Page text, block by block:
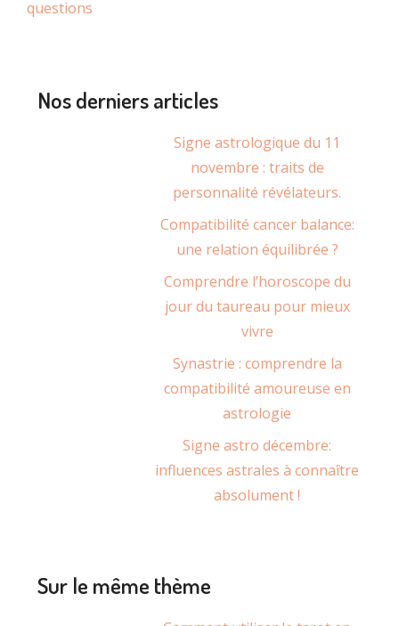
questions
Nos derniers articles
Signe astrologique du 11
novembre : traits de
personnalité révélateurs.
Compatibilité cancer balance:
une relation équilibrée ?
Comprendre l’horoscope du
jour du taureau pour mieux
vivre
Synastrie : comprendre la
compatibilité amoureuse en
astrologie
Signe astro décembre:
influences astrales à connaître
absolument !
Sur le même thème